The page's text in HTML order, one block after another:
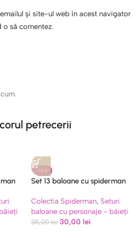
și site-ul web în acest navigator
o să comentez.
petrecerii
-14%
Set 13 baloane cu spiderman
Colectia Spiderman, Seturi
baloane cu personaje - băieți
35,00lei 30,00 lei